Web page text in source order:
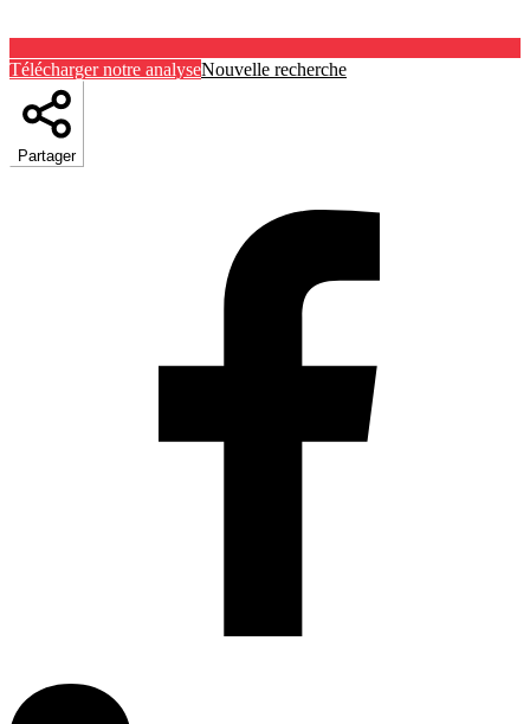
Télécharger notre analyseNouvelle recherche
Partager